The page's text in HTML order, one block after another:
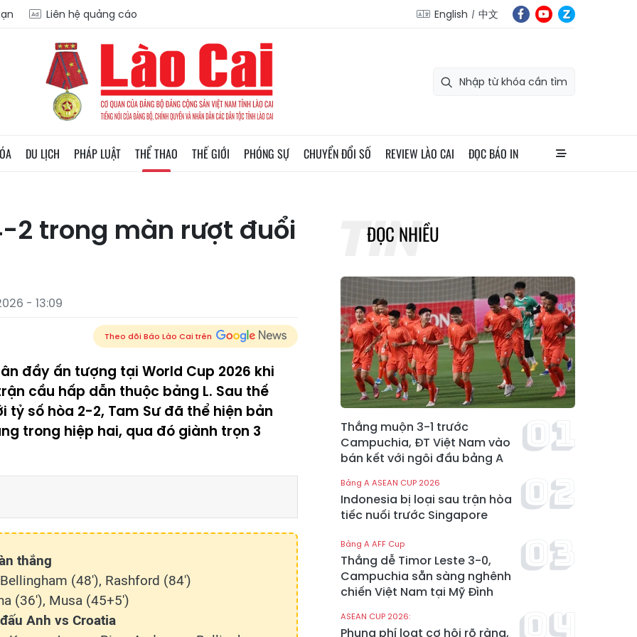
Liên hệ quảng cáo English 中文
DU LỊCH PHÁP LUẬT THỂ THAO THẾ GIỚI PHÓNG SỰ CHUYỂN ĐỔI SỐ REVIEW LÀO CAI ĐỌC BÁO IN
2 trong màn rượt đuổi
- 13:09
Theo dõi Báo Lào Cai trên
đầy ấn tượng tại World Cup 2026 khi
cầu hấp dẫn thuộc bảng L. Sau thế
số hòa 2-2, Tam Sư đã thể hiện bản
trong hiệp hai, qua đó giành trọn 3
thắng
(48'), Rashford (84')
(36'), Musa (45+5')
Anh vs Croatia
ĐỌC NHIỀU
Thắng muộn 3-1 trước
Campuchia, ĐT Việt Nam vào
bán kết với ngôi đầu bảng A
Bảng A ASEAN CUP 2026
Indonesia bị loại sau trận hòa
tiếc nuối trước Singapore
Bảng A AFF Cup
Thắng dễ Timor Leste 3-0,
Campuchia sẵn sàng nghênh
chiến Việt Nam tại Mỹ Đình
ASEAN CUP 2026:
Phung phí loạt cơ hội rõ ràng,